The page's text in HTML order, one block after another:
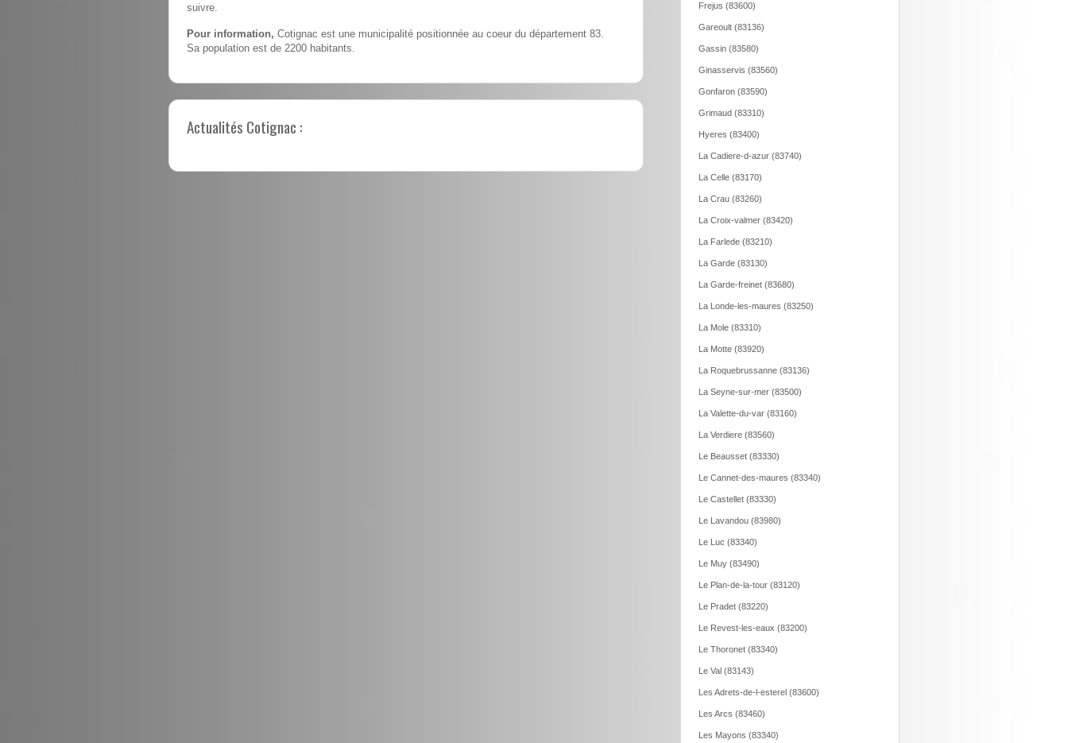
suivre.
Pour information, Cotignac est une municipalité positionnée au coeur du département 83.
Sa population est de 2200 habitants.
Actualités Cotignac :
Frejus (83600)
Gareoult (83136)
Gassin (83580)
Ginasservis (83560)
Gonfaron (83590)
Grimaud (83310)
Hyeres (83400)
La Cadiere-d-azur (83740)
La Celle (83170)
La Crau (83260)
La Croix-valmer (83420)
La Farlede (83210)
La Garde (83130)
La Garde-freinet (83680)
La Londe-les-maures (83250)
La Mole (83310)
La Motte (83920)
La Roquebrussanne (83136)
La Seyne-sur-mer (83500)
La Valette-du-var (83160)
La Verdiere (83560)
Le Beausset (83330)
Le Cannet-des-maures (83340)
Le Castellet (83330)
Le Lavandou (83980)
Le Luc (83340)
Le Muy (83490)
Le Plan-de-la-tour (83120)
Le Pradet (83220)
Le Revest-les-eaux (83200)
Le Thoronet (83340)
Le Val (83143)
Les Adrets-de-l-esterel (83600)
Les Arcs (83460)
Les Mayons (83340)